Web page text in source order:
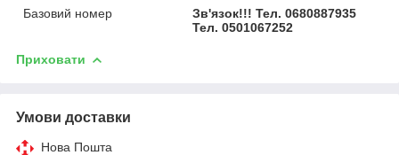
Базовий номер
Зв'язок!!! Тел. 0680887935
Тел. 0501067252
Приховати
Умови доставки
Нова Пошта